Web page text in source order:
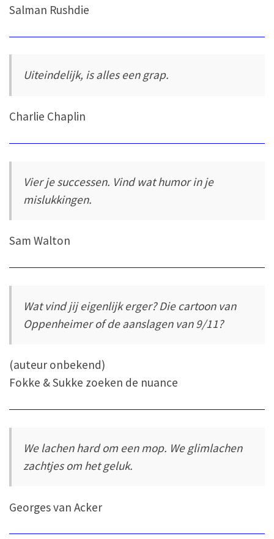
Salman Rushdie
Uiteindelijk, is alles een grap.
Charlie Chaplin
Vier je successen. Vind wat humor in je
mislukkingen.
Sam Walton
Wat vind jij eigenlijk erger? Die cartoon van
Oppenheimer of de aanslagen van 9/11?
(auteur onbekend)
Fokke & Sukke zoeken de nuance
We lachen hard om een mop. We glimlachen
zachtjes om het geluk.
Georges van Acker